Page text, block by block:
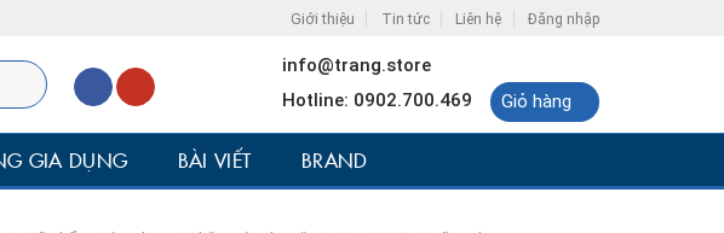
Giới thiệu Tin tức Liên hệ Đăng nhập
info@trang.store
Hotline: 0902.700.469
Giỏ hàng
GIA DỤNG BÀI VIẾT BRAND